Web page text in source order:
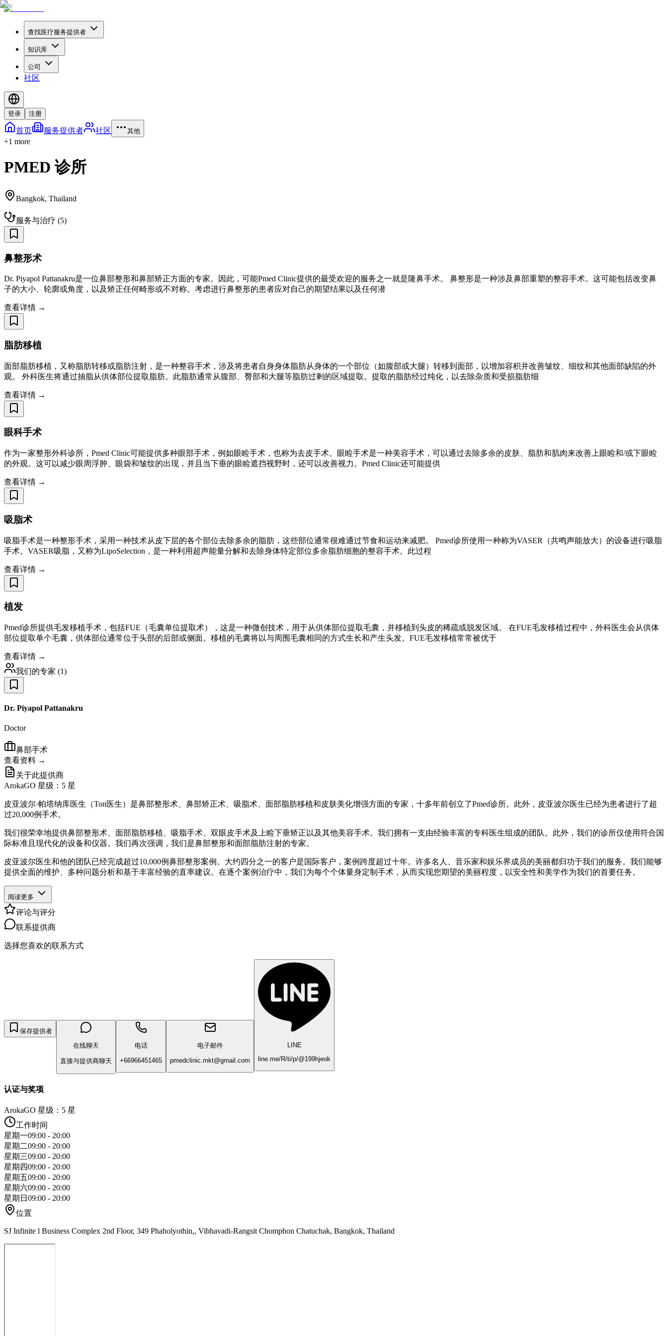
查找医疗服务提供者
知识库
公司
社区
登录 注册
首页 服务提供者 社区 其他
+1 more
PMED 诊所
Bangkok, Thailand
服务与治疗 (5)
鼻整形术
Dr. Piyapol Pattanakru是一位鼻部整形和鼻部矫正方面的专家。因此，可能Pmed Clinic提供的最受欢迎的服务之一就是隆鼻手术。 鼻整形是一种涉及鼻部重塑的整容手术。这可能包括改变鼻
子的大小、轮廓或角度，以及矫正任何畸形或不对称。考虑进行鼻整形的患者应对自己的期望结果以及任何潜
查看详情 →
脂肪移植
面部脂肪移植，又称脂肪转移或脂肪注射，是一种整容手术，涉及将患者自身身体脂肪从身体的一个部位（如腹部或大腿）转移到面部，以增加容积并改善皱纹、细纹和其他面部缺陷的外
观。 外科医生将通过抽脂从供体部位提取脂肪。此脂肪通常从腹部、臀部和大腿等脂肪过剩的区域提取。提取的脂肪经过纯化，以去除杂质和受损脂肪细
查看详情 →
眼科手术
作为一家整形外科诊所，Pmed Clinic可能提供多种眼部手术，例如眼睑手术，也称为去皮手术。眼睑手术是一种美容手术，可以通过去除多余的皮肤、脂肪和肌肉来改善上眼睑和/或下眼睑
的外观。这可以减少眼周浮肿、眼袋和皱纹的出现，并且当下垂的眼睑遮挡视野时，还可以改善视力。Pmed Clinic还可能提供
查看详情 →
吸脂术
吸脂手术是一种整形手术，采用一种技术从皮下层的各个部位去除多余的脂肪，这些部位通常很难通过节食和运动来减肥。 Pmed诊所使用一种称为VASER（共鸣声能放大）的设备进行吸脂
手术。VASER吸脂，又称为LipoSelection，是一种利用超声能量分解和去除身体特定部位多余脂肪细胞的整容手术。此过程
查看详情 →
植发
Pmed诊所提供毛发移植手术，包括FUE（毛囊单位提取术），这是一种微创技术，用于从供体部位提取毛囊，并移植到头皮的稀疏或脱发区域。 在FUE毛发移植过程中，外科医生会从供体
部位提取单个毛囊，供体部位通常位于头部的后部或侧面。移植的毛囊将以与周围毛囊相同的方式生长和产生头发。FUE毛发移植常常被优于
查看详情 →
我们的专家 (1)
Dr. Piyapol Pattanakru
Doctor
鼻部手术
查看资料 →
关于此提供商
ArokaGO 星级：5 星
皮亚波尔·帕塔纳库医生（Ton医生）是鼻部整形术、鼻部矫正术、吸脂术、面部脂肪移植和皮肤美化增强方面的专家，十多年前创立了Pmed诊所。此外，皮亚波尔医生已经为患者进行了超
过20,000例手术。
我们很荣幸地提供鼻部整形术、面部脂肪移植、吸脂手术、双眼皮手术及上睑下垂矫正以及其他美容手术。我们拥有一支由经验丰富的专科医生组成的团队。此外，我们的诊所仅使用符合国
际标准且现代化的设备和仪器。我们再次强调，我们是鼻部整形和面部脂肪注射的专家。
皮亚波尔医生和他的团队已经完成超过10,000例鼻部整形案例。大约四分之一的客户是国际客户，案例跨度超过十年。许多名人、音乐家和娱乐界成员的美丽都归功于我们的服务。我们能够
提供全面的维护、多种问题分析和基于丰富经验的直率建议。在逐个案例治疗中，我们为每个个体量身定制手术，从而实现您期望的美丽程度，以安全性和美学作为我们的首要任务。
阅读更多
评论与评分
联系提供商
选择您喜欢的联系方式
保存提供者
在线聊天
直接与提供商聊天
电话
+66966451465
电子邮件
pmedclinic.mkt@gmail.com
LINE
line.me/R/ti/p/@199hjeok
认证与奖项
ArokaGO 星级：5 星
工作时间
星期一09:00 - 20:00
星期二09:00 - 20:00
星期三09:00 - 20:00
星期四09:00 - 20:00
星期五09:00 - 20:00
星期六09:00 - 20:00
星期日 09:00 - 20:00
位置
SJ Infinite l Business Complex 2nd Floor, 349 Phaholyothin,, Vibhavadi-Rangsit Chomphon Chatuchak, Bangkok, Thailand